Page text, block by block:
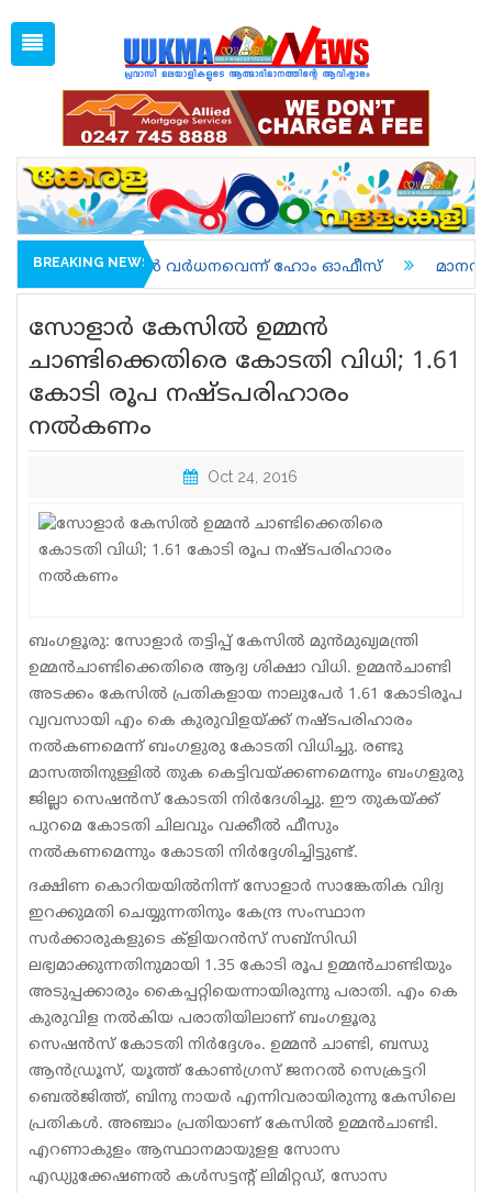
1 GBP =
128.13
Latest News
Associations
Spiritual
UK NEWS
World
uukma
Sports
Gallery
Open
Menu
BREAKING NEWS
വൻ വർധനവെന്ന് ഹോം ഓഫീസ്
സോളാര്‍ കേസില്‍ ഉമ്മന്‍
ചാണ്ടിക്കെതിരെ കോടതി വിധി; 1.61
കോടി രൂപ നഷ്ടപരിഹാരം
നല്‍കണം
Oct 24, 2016
ബംഗളൂരു: സോളാര്‍ തട്ടിപ്പ് കേസില്‍ മുന്‍മുഖ്യമന്ത്രി
ഉമ്മന്‍ചാണ്ടിക്കെതിരെ ആദ്യ ശിക്ഷാ വിധി. ഉമ്മന്‍ചാണ്ടി
അടക്കം കേസില്‍ പ്രതികളായ നാലുപേര്‍ 1.61 കോടിരൂപ
വ്യവസായി എം കെ കുരുവിളയ്ക്ക് നഷ്ടപരിഹാരം
നല്‍കണമെന്ന് ബംഗളുരു കോടതി വിധിച്ചു. രണ്ടു
മാസത്തിനുള്ളില്‍ തുക കെട്ടിവയ്ക്കണമെന്നും ബംഗളുരു
ജില്ലാ സെഷന്‍സ് കോടതി നിര്‍ദേശിച്ചു. ഈ തുകയ്ക്ക്
പുറമെ കോടതി ചിലവും വക്കീല്‍ ഫീസും
നല്‍കണമെന്നും കോടതി നിര്‍ദ്ദേശിച്ചിട്ടുണ്ട്.
ദക്ഷിണ കൊറിയയില്‍നിന്ന് സോളാര്‍ സാങ്കേതിക വിദ്യ
ഇറക്കുമതി ചെയ്യുന്നതിനും കേന്ദ്ര സംസ്ഥാന
സര്‍ക്കാരുകളുടെ ക്‌ളിയറന്‍സ് സബ്‌സിഡി
ലഭ്യമാക്കുന്നതിനുമായി 1.35 കോടി രൂപ ഉമ്മന്‍ചാണ്ടിയും
അടുപ്പക്കാരും കൈപ്പറ്റിയെന്നായിരുന്നു പരാതി. എം കെ
കുരുവിള നല്‍കിയ പരാതിയിലാണ് ബംഗളൂരു
സെഷന്‍സ് കോടതി നിര്‍ദ്ദേശം. ഉമ്മന്‍ ചാണ്ടി, ബന്ധു
ആന്‍ഡ്രൂസ്, യൂത്ത് കോണ്‍ഗ്രസ് ജനറല്‍ സെക്രട്ടറി
ബെല്‍ജിത്ത്, ബിനു നായര്‍ എന്നിവരായിരുന്നു കേസിലെ
പ്രതികള്‍. അഞ്ചാം പ്രതിയാണ് കേസില്‍ ഉമ്മന്‍ചാണ്ടി.
എറണാകുളം ആസ്ഥാനമായുളള സോസ
എഡ്യുക്കേഷണല്‍ കള്‍സട്ടന്റ് ലിമിറ്റഡ്, സോസ